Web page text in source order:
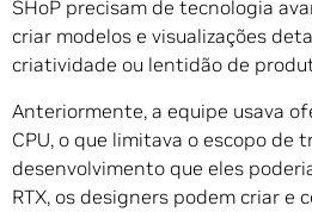
SHoP precisam de tecnologia
criar modelos e visualizações
criatividade ou lentidão de
Anteriormente, a equipe usava
CPU, o que limitava o escopo de
desenvolvimento que eles
RTX, os designers podem criar e